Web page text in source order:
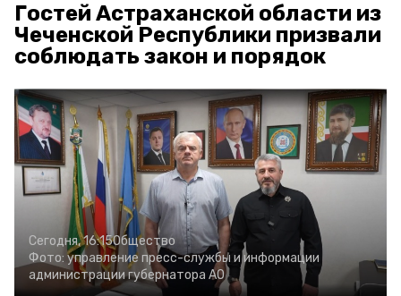
Гостей Астраханской области из
Чеченской Республики призвали
соблюдать закон и порядок
Сегодня, 16:15Общество
Фото: управление пресс-службы и информации
администрации губернатора АО